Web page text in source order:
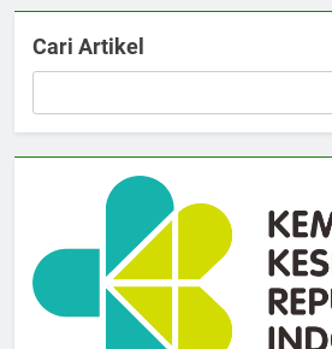
Cari Artikel